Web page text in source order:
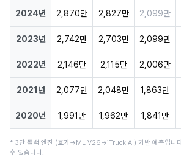
2024년 2,870만 2,827만 2,099만
2023년 2,742만 2,703만 2,099만
2022년 2,146만 2,115만 2,006만
2021년 2,077만 2,048만 1,863만
2020년 1,991만 1,962만 1,841만
* 3단 폴백 엔진 (호가→ML V26→iTruck AI) 기반 예측입니다
수 있습니다.